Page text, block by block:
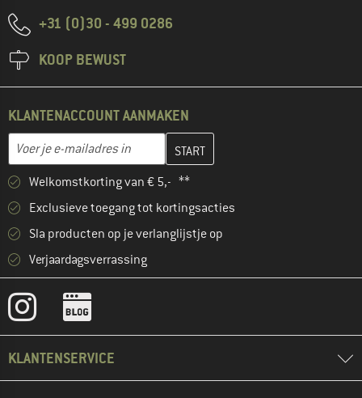
+31 (0)30 - 499 0286
KOOP BEWUST
KLANTENACCOUNT AANMAKEN
E-mailadres
Vul je e-mailadres hier in en maak in de volgende stap je
Welkomstkorting van € 5,- **
Exclusieve toegang tot kortingsacties
Sla producten op je verlanglijstje op
Verjaardagsverrassing
KLANTENSERVICE